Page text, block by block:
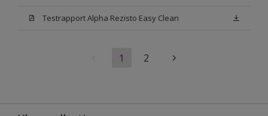
Testrapport Alpha Rezisto Easy Clean
1 2